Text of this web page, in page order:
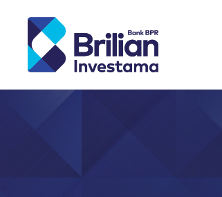
Copyright © BPR Brilian Investama